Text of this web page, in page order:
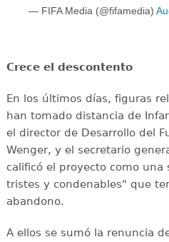
— FIFA Media (@fifamedia)
Crece el descontento
En los últimos días, figuras
han tomado distancia de
el director de Desarrollo del
Wenger, y el secretario
calificó el proyecto como
tristes y condenables" que
abandono.
A ellos se sumó la renuncia